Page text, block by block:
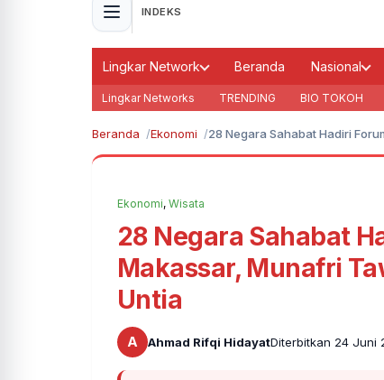
INDEKS
Lingkar Network Beranda Nasional
Lingkar Networks TRENDING BIO TOKOH
Beranda Ekonomi 28 Negara Sahabat Hadiri
Ekonomi, Wisata
28 Negara Sahabat
Makassar, Munafri
Untia
A Ahmad Rifqi HidayatDiterbitkan 24 Juni